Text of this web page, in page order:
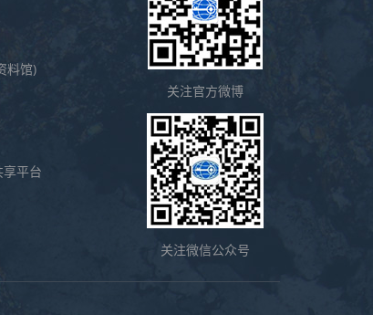
料馆)
平台
关注官方微博
关注微信公众号